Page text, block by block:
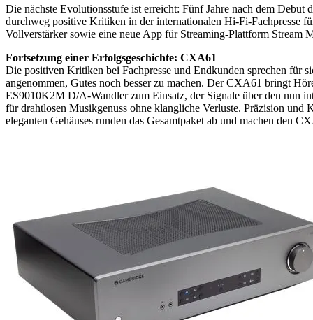
Die nächste Evolutionsstufe ist erreicht: Fünf Jahre nach dem
durchweg positive Kritiken in der internationalen Hi-Fi-Fachpresse
Vollverstärker sowie eine neue App für Streaming-Plattform Stream
Fortsetzung einer Erfolgsgeschichte: CXA61
Die positiven Kritiken bei Fachpresse und Endkunden sprechen für
angenommen, Gutes noch besser zu machen. Der CXA61 bringt
ES9010K2M D/A-Wandler zum Einsatz, der Signale über den
für drahtlosen Musikgenuss ohne klangliche Verluste. Präzision
eleganten Gehäuses runden das Gesamtpaket ab und machen den